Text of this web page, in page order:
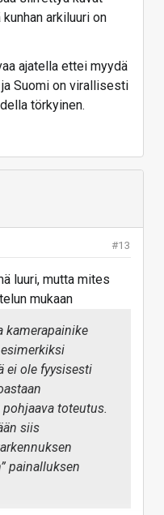
arkiluuri on
ajatella ettei myydä
Suomi on virallisesti
törkyinen.
#13
luuri, mutta mites
mukaan
kamerapainike
ei ole fyysisesti
toteutus.
siis
painalluksen